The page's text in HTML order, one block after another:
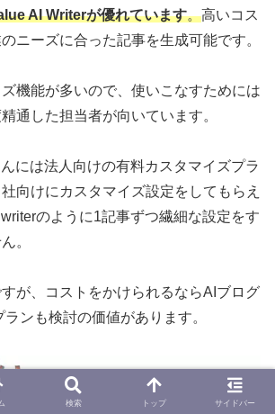
AI Writerが優れています。高いコス
ニーズに合った記事を生成可能です。
機能が多いので、使いこなすためには
通した担当者が向いています。
には法人向けの有料カスタマイズプラ
向けにカスタマイズ設定をしてもらえ
のように1記事ずつ繊細な設定をす
。
が、コストをかけられるならAIブログ
ンも検討の価値があります。
検索 トップ サイドバー